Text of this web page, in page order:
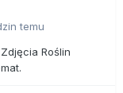
temu
Roślin